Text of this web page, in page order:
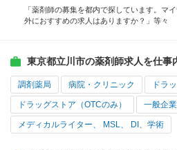
「薬剤師の募集を都内で探しています。マ
外におすすめの求人はありますか？」等々
東京都立川市の薬剤師求人を仕事
調剤薬局 病院・クリニック ドラ
ドラッグストア（OTCのみ） 一般企業
メディカルライター、 MSL、 DI、学術